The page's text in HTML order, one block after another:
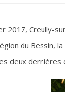
2017, Creully-
du Bessin,
deux